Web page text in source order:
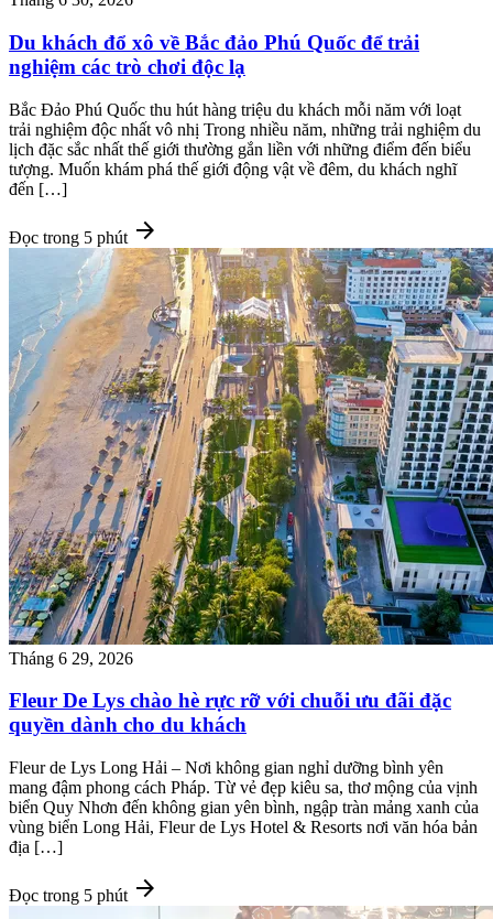
Du khách đổ xô về Bắc đảo Phú Quốc để trải
nghiệm các trò chơi độc lạ
Bắc Đảo Phú Quốc thu hút hàng triệu du khách mỗi năm với loạt
trải nghiệm độc nhất vô nhị Trong nhiều năm, những trải nghiệm du
lịch đặc sắc nhất thế giới thường gắn liền với những điểm đến biểu
tượng. Muốn khám phá thế giới động vật về đêm, du khách nghĩ
đến […]
Đọc trong 5 phút arrow_forward
Tháng 6 29, 2026
Fleur De Lys chào hè rực rỡ với chuỗi ưu đãi đặc
quyền dành cho du khách
Fleur de Lys Long Hải – Nơi không gian nghỉ dưỡng bình yên
mang đậm phong cách Pháp. Từ vẻ đẹp kiêu sa, thơ mộng của vịnh
biển Quy Nhơn đến không gian yên bình, ngập tràn mảng xanh của
vùng biển Long Hải, Fleur de Lys Hotel & Resorts nơi văn hóa bản
địa […]
Đọc trong 5 phút arrow_forward